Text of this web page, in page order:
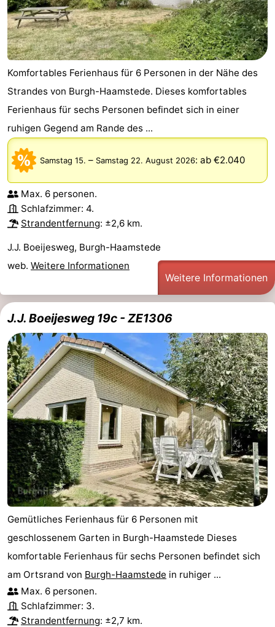
Komfortables Ferienhaus für 6 Personen in der Nähe des
Strandes von Burgh-Haamstede. Dieses komfortables
Ferienhaus für sechs Personen befindet sich in einer
ruhigen Gegend am Rande des ...
Samstag 15. – Samstag 22. August 2026: ab €2.040
Max. 6 personen.
Schlafzimmer: 4.
Strandentfernung: ±2,6 km.
J.J. Boeijesweg, Burgh-Haamstede
web. Weitere Informationen
Weitere Informationen
J.J. Boeijesweg 19c - ZE1306
Gemütliches Ferienhaus für 6 Personen mit
geschlossenem Garten in Burgh-Haamstede Dieses
komfortable Ferienhaus für sechs Personen befindet sich
am Ortsrand von Burgh-Haamstede in ruhiger ...
Max. 6 personen.
Schlafzimmer: 3.
Strandentfernung: ±2,7 km.